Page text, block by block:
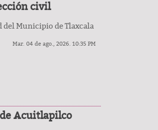
civil
del Municipio de Tlaxcala
Mar. 04 de ago., 2026. 10:35 PM
Acuitlapilco